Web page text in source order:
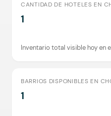
CANTIDAD DE HOTELES EN
1
Inventario total visible hoy en
BARRIOS DISPONIBLES EN
1